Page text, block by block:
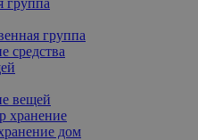
группа
средства
вещей
хранение
дом